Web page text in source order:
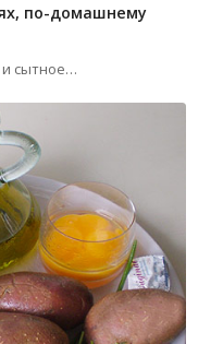
по-домашнему
сытное…